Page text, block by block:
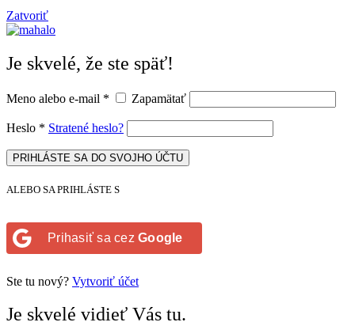
Zatvoriť
Je skvelé, že ste späť!
Meno alebo e-mail * Zapamätať
Heslo * Stratené heslo?
PRIHLÁSTE SA DO SVOJHO ÚČTU
ALEBO SA PRIHLÁSTE S
Prihasiť sa cez Google
Ste tu nový? Vytvoriť účet
Je skvelé vidieť Vás tu.